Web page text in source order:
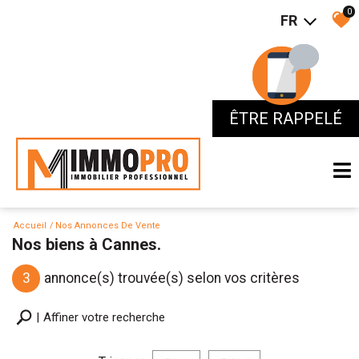
FR
0
ÊTRE RAPPELÉ
ÊTRE RAPPELÉ
Accueil Nos Annonces De Vente
Nos biens à Cannes.
3 annonce(s) trouvée(s) selon vos critères
Affiner votre recherche